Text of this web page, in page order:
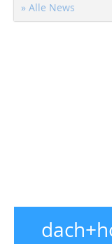
» Alle News